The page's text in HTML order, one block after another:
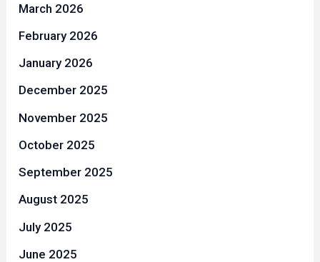
March 2026
February 2026
January 2026
December 2025
November 2025
October 2025
September 2025
August 2025
July 2025
June 2025